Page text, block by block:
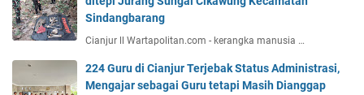
Sindangbarang
Cianjur ll Wartapolitan.com - kerangka manusia …
224 Guru di Cianjur Terjebak Status Administrasi,
Mengajar sebagai Guru tetapi Masih Dianggap